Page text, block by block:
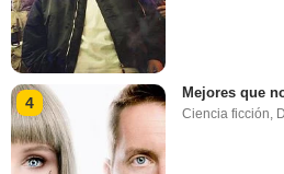
4
Mejores que
Ciencia ficción